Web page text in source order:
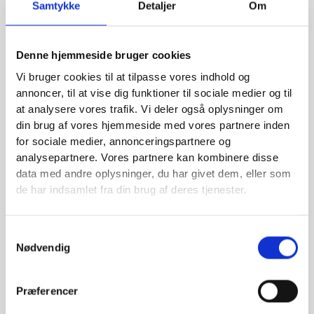
Samtykke Detaljer Om
Denne hjemmeside bruger cookies
Vi bruger cookies til at tilpasse vores indhold og
annoncer, til at vise dig funktioner til sociale medier og til
at analysere vores trafik. Vi deler også oplysninger om
din brug af vores hjemmeside med vores partnere inden
for sociale medier, annonceringspartnere og
analysepartnere. Vores partnere kan kombinere disse
data med andre oplysninger, du har givet dem, eller som
de har indsamlet fra din brug af deres tjenester.
Nødvendig
Præferencer
JL Filtersystem er din komplette partner inden for
og filtreringssystemer, der er afgørende for en lang række
vindenergi, maritim, olie & gas og specialmaskiner. Vores
omfattende sortiment omfatter over 35.000 forskellige filtre
og mere end 235.000 filtre i vores online webshop, hvilket gør
os til en af Danmarks største leverandører.
Vi tilbyder produkter af højeste kvalitet fra anerkendte
mærker som Cummins, Donaldson, Hengst, Hydac, Mann, Pall,
strenge standarder. Vores ekspertise og brede udvalg sikrer,
at du altid kan finde den rette løsning til dit specifikke behov,